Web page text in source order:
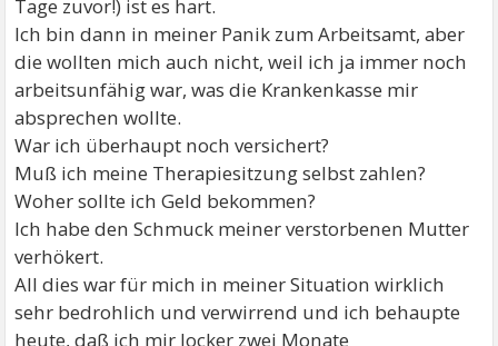
Tage zuvor!) ist es hart.
Ich bin dann in meiner Panik zum Arbeitsamt, aber
die wollten mich auch nicht, weil ich ja immer noch
arbeitsunfähig war, was die Krankenkasse mir
absprechen wollte.
War ich überhaupt noch versichert?
Muß ich meine Therapiesitzung selbst zahlen?
Woher sollte ich Geld bekommen?
Ich habe den Schmuck meiner verstorbenen Mutter
verhökert.
All dies war für mich in meiner Situation wirklich
sehr bedrohlich und verwirrend und ich behaupte
heute, daß ich mir locker zwei Monate